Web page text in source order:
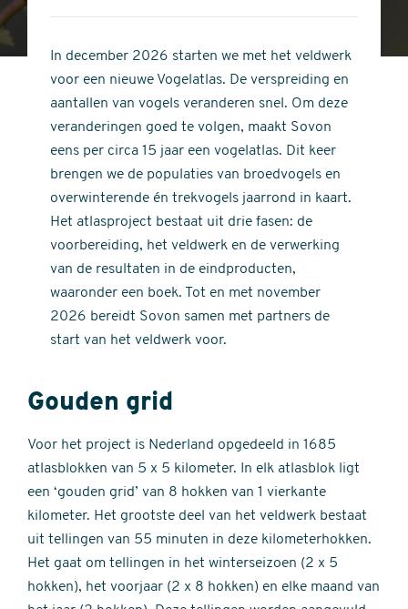
stars
of
stars
In december 2026 starten we met het veldwerk
voor een nieuwe Vogelatlas. De verspreiding en
aantallen van vogels veranderen snel. Om deze
veranderingen goed te volgen, maakt Sovon
eens per circa 15 jaar een vogelatlas. Dit keer
brengen we de populaties van broedvogels en
overwinterende én trekvogels jaarrond in kaart.
Het atlasproject bestaat uit drie fasen: de
voorbereiding, het veldwerk en de verwerking
van de resultaten in de eindproducten,
waaronder een boek. Tot en met november
2026 bereidt Sovon samen met partners de
start van het veldwerk voor.
Gouden grid
Voor het project is Nederland opgedeeld in 1685
atlasblokken van 5 x 5 kilometer. In elk atlasblok ligt
een ‘gouden grid’ van 8 hokken van 1 vierkante
kilometer. Het grootste deel van het veldwerk bestaat
uit tellingen van 55 minuten in deze kilometerhokken.
Het gaat om tellingen in het winterseizoen (2 x 5
hokken), het voorjaar (2 x 8 hokken) en elke maand van